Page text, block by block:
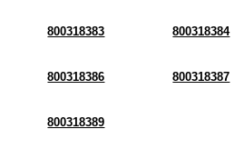
800318383 800318384
800318386 800318387
800318389